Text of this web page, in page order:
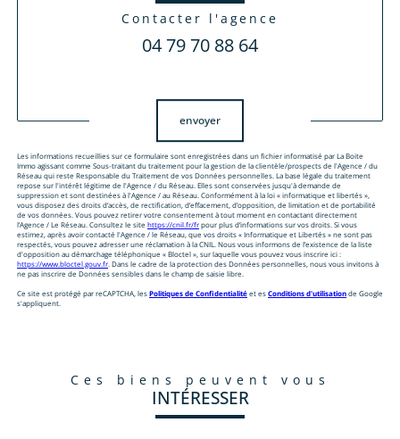
contacter l'agence
04 79 70 88 64
envoyer
Les informations recueillies sur ce formulaire sont enregistrées dans un fichier informatisé par La Boite
Immo agissant comme Sous-traitant du traitement pour la gestion de la clientèle/prospects de l'Agence / du
Réseau qui reste Responsable du Traitement de vos Données personnelles. La base légale du traitement
repose sur l'intérêt légitime de l'Agence / du Réseau. Elles sont conservées jusqu'à demande de
suppression et sont destinées à l'Agence / au Réseau. Conformément à la loi « informatique et libertés »,
vous disposez des droits d’accès, de rectification, d’effacement, d’opposition, de limitation et de portabilité
de vos données. Vous pouvez retirer votre consentement à tout moment en contactant directement
l’Agence / Le Réseau. Consultez le site https://cnil.fr/frpour plus d’informations sur vos droits. Si vous
estimez, après avoir contacté l'Agence / le Réseau, que vos droits « Informatique et Libertés » ne sont pas
respectés, vous pouvez adresser une réclamation à la CNIL. Nous vous informons de l’existence de la liste
d'opposition au démarchage téléphonique « Bloctel », sur laquelle vous pouvez vous inscrire ici :
https://www.bloctel.gouv.fr . Dans le cadre de la protection des Données personnelles, nous vous invitons à
ne pas inscrire de Données sensibles dans le champ de saisie libre.
Ce site est protégé par reCAPTCHA, lesPolitiques de Confidentialitéet esConditions d'utilisationde Google
s'appliquent.
ces biens peuvent vous
INTÉRESSER